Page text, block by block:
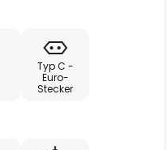
Typ C -
Euro-
Stecker